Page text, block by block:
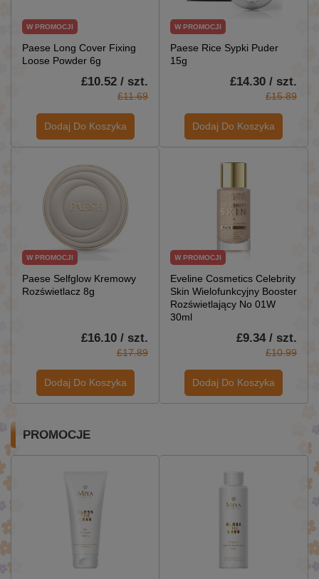
W PROMOCJI
Paese Long Cover Fixing
Loose Powder 6g
£10.52 / szt.
£11.69
Dodaj Do Koszyka
W PROMOCJI
Paese Rice Sypki Puder
15g
£14.30 / szt.
£15.89
Dodaj Do Koszyka
W PROMOCJI
Paese Selfglow Kremowy
Rozświetlacz 8g
£16.10 / szt.
£17.89
Dodaj Do Koszyka
W PROMOCJI
Eveline Cosmetics Celebrity
Skin Wielofunkcyjny Booster
Rozświetlający No 01W
30ml
£9.34 / szt.
£10.99
Dodaj Do Koszyka
PROMOCJE